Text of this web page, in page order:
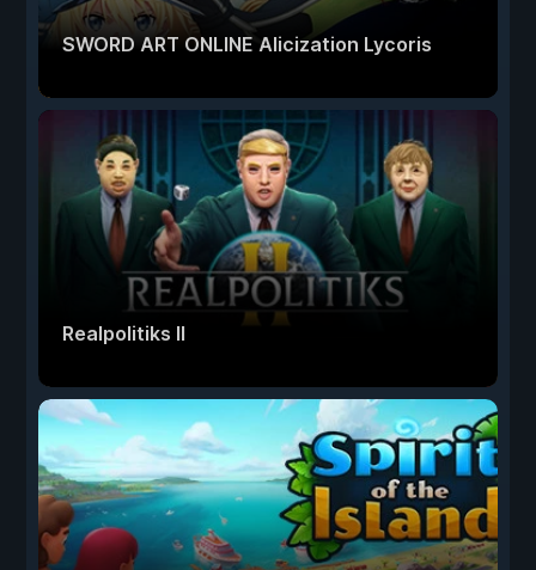
SWORD ART ONLINE Alicization Lycoris
Realpolitiks II